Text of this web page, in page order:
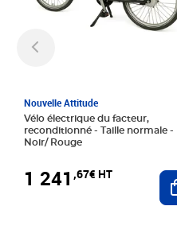
Nouvelle Attitude
Vélo électrique du facteur,
reconditionné - Taille normale -
Noir/ Rouge
1 241 ,67€ HT